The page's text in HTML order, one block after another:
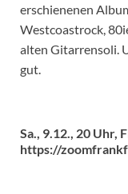
erschienenen
Westcoastrock,
alten Gitarrensoli.
gut.
Sa., 9.12., 20 Uhr,
https://